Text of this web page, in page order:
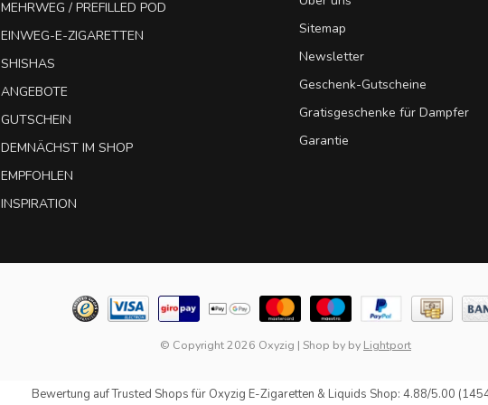
MEHRWEG / PREFILLED POD
EINWEG-E-ZIGARETTEN
SHISHAS
ANGEBOTE
GUTSCHEIN
DEMNÄCHST IM SHOP
EMPFOHLEN
INSPIRATION
Sitemap
Newsletter
Geschenk-Gutscheine
Gratisgeschenke für Dampfer
Garantie
© Copyright 2026 Oxyzig | Shop by by Lightport
Bewertung aufTrusted Shopsfür Oxyzig E-Zigaretten & Liquids Shop: 4.88/5.00